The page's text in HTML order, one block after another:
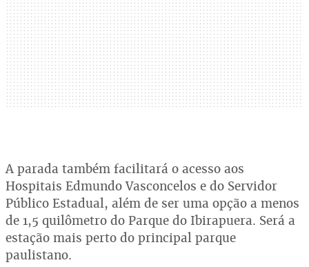
A parada também facilitará o acesso aos
Hospitais Edmundo Vasconcelos e do Servidor
Público Estadual, além de ser uma opção a menos
de 1,5 quilômetro do Parque do Ibirapuera. Será a
estação mais perto do principal parque
paulistano.